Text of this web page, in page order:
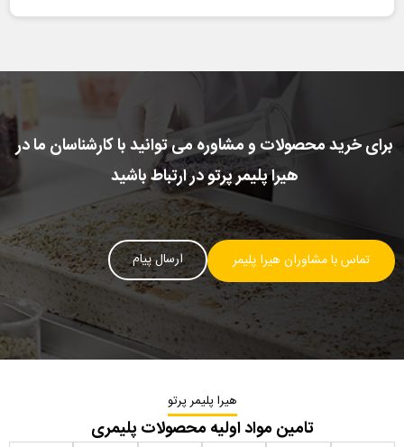
برای خرید محصولات و مشاوره می توانید با کارشناسان ما در
هیرا پلیمر پرتو در ارتباط باشید
تماس با مشاوران هیرا پلیمر ارسال پیام
هیرا پلیمر پرتو
تامین مواد اولیه محصولات پلیمری